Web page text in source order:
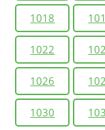
1018
1022
1026
1030